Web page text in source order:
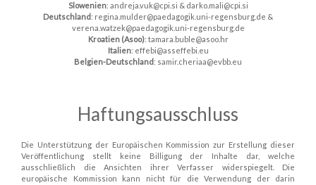
Slowenien: andreja.vuk@cpi.si & darko.mali@cpi.si
Deutschland: regina.mulder@paedagogik.uni-regensburg.de &
verena.watzek@paedagogik.uni-regensburg.de
Kroatien (Asoo): tamara.buble@asoo.hr
Italien: effebi@asseffebi.eu
Belgien-Deutschland: samir.cheriaa@evbb.eu
Haftungsausschluss
Die Unterstützung der Europäischen Kommission zur Erstellung dieser
Veröffentlichung stellt keine Billigung der Inhalte dar, welche
ausschließlich die Ansichten ihrer Verfasser widerspiegelt. Die
europäische Kommission kann nicht für die Verwendung der darin